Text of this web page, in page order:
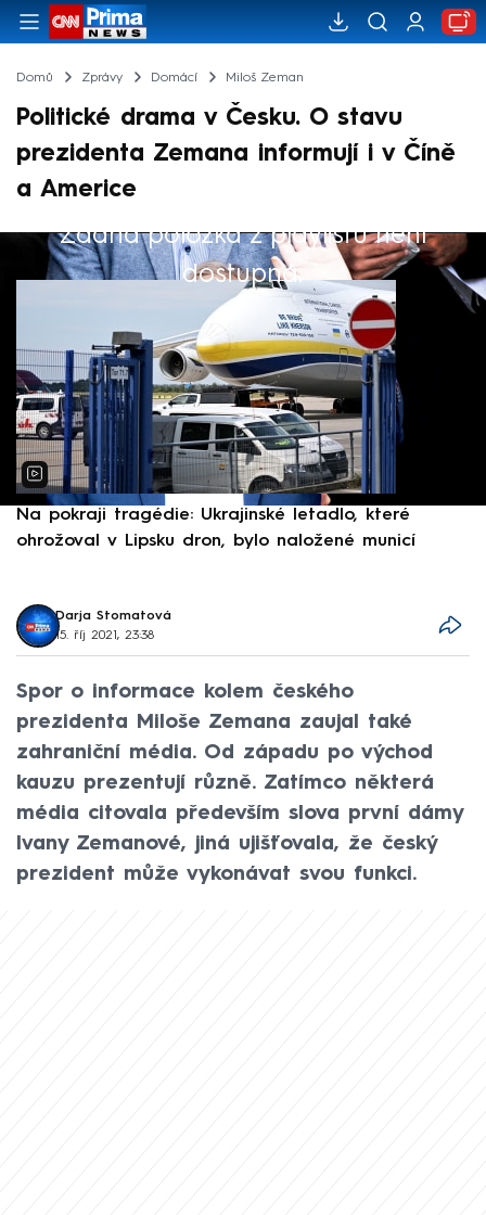
Domů Zprávy Domácí Miloš Zeman
Politické drama v Česku. O stavu
prezidenta Zemana informují i v Číně
a Americe
Žádná položka z playlistu není
dostupná.
Výběr redakce
Na pokraji tragédie: Ukrajinské letadlo, které
ohrožoval v Lipsku dron, bylo naložené municí
Darja Stomatová
15. říj 2021, 23:38
Spor o informace kolem českého
prezidenta Miloše Zemana zaujal také
zahraniční média. Od západu po východ
kauzu prezentují různě. Zatímco některá
média citovala především slova první dámy
Ivany Zemanové, jiná ujišťovala, že český
prezident může vykonávat svou funkci.